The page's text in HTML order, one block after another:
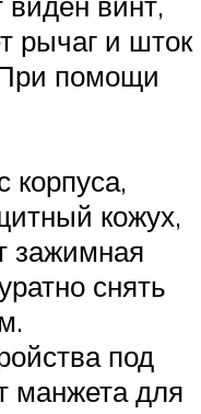
рычаг и шток
помощи
корпуса,
кожух,
зажимная
снять
под
манжета для